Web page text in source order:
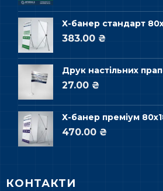
Х-банер стандарт
383.00 ₴
Друк настільних
27.00 ₴
Х-банер преміум
470.00 ₴
КОНТАКТИ